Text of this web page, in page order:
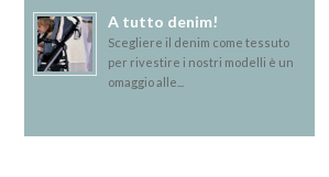
A tutto denim!
Scegliere il denim come tessuto
per rivestire i nostri modelli è un
omaggio alle...